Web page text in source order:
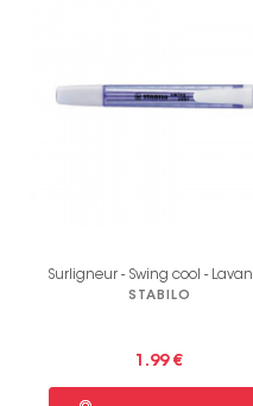
Surligneur - Swing cool -
STABILO
1.99 €